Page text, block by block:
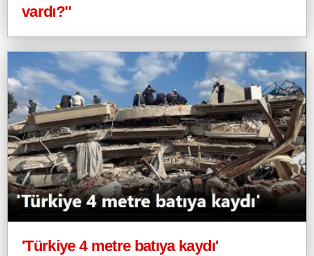
vardı?"
'Türkiye 4 metre batıya kaydı'